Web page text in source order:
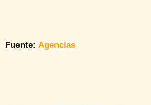
Fuente: Agencias